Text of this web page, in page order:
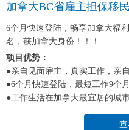
加拿大BC省雇主担保移民
6个月快速登陆，畅享加拿大福
名，获加拿大身份！！！
项目优势：
●亲自见面雇主，真实工作，亲
●6个月快速登陆，最短工作9个
●工作生活在加拿大最宜居的城